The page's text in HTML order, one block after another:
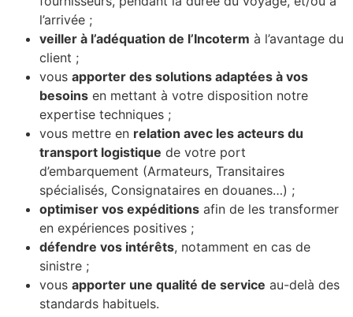
l’arrivée ;
veiller à l’adéquation de l’Incoterm à l’avantage du
client ;
vous apporter des solutions adaptées à vos
besoins en mettant à votre disposition notre
expertise techniques ;
vous mettre en relation avec les acteurs du
transport logistique de votre port
d’embarquement (Armateurs, Transitaires
spécialisés, Consignataires en douanes…) ;
optimiser vos expéditions afin de les transformer
en expériences positives ;
défendre vos intérêts, notamment en cas de
sinistre ;
vous apporter une qualité de service au-delà des
standards habituels.